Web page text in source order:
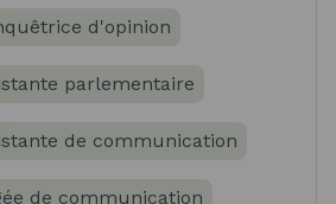
d'opinion
parlementaire
de communication
de communication